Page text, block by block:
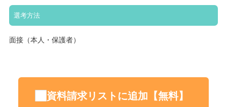
選考方法
面接（本人・保護者）
資料請求リストに追加【無料】